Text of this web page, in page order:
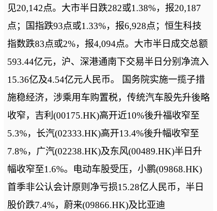
见20,142点。大市半日跌282或1.38%，报20,187
点；国指跌93点或1.33%，报6,928点；恒生科技
指数跌83点或2%，报4,094点。大市半日成交总额
593.44亿元，沪、深港通南下交易半日分别净流入
15.36亿及4.54亿元人民币。 国务院实施一揽子措
施稳经济，涉乘用车购置税，传统汽车股先升後略
收窄，吉利(00175.HK)高开近10%後升福收窄至
5.3%，长汽(02333.HK)高开13.4%後升幅收窄至
7.8%，广汽(02238.HK)及东风(00489.HK)半日升
幅收窄至1.6%。电动车股受压，小鹏(09868.HK)
首季非公认会计原则净亏损15.28亿人民币，半日
股价跌7.4%，蔚来(09866.HK)及比亚迪